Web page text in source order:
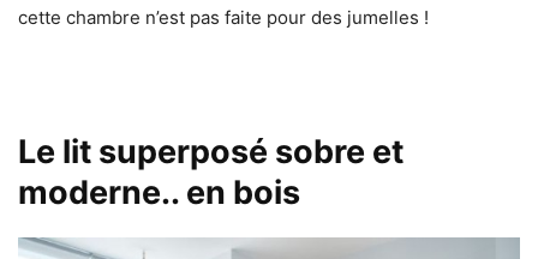
cette chambre n’est pas faite pour des jumelles !
Le lit superposé sobre et
moderne.. en bois